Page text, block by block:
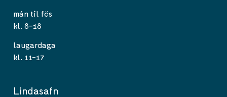
mán til fös
kl. 8-18
laugardaga
kl. 11-17
Lindasafn